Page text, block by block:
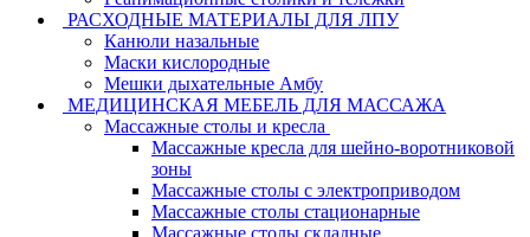
РАСХОДНЫЕ МАТЕРИАЛЫ ДЛЯ ЛПУ
Канюли назальные
Маски кислородные
Мешки дыхательные Амбу
МЕДИЦИНСКАЯ МЕБЕЛЬ ДЛЯ МАССАЖА
Массажные столы и кресла
Массажные кресла для шейно-воротниковой
зоны
Массажные столы с электроприводом
Массажные столы стационарные